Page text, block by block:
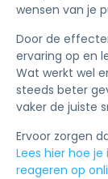
wensen van je
Door de
ervaring op en
Wat werkt wel
steeds beter
vaker de juiste
Ervoor zorgen
Lees hier hoe
reageren op